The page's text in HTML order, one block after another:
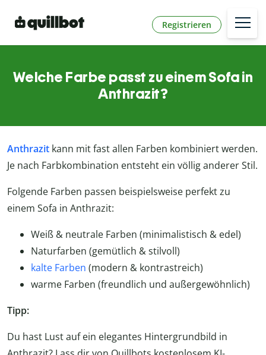
Registrieren
Welche Farbe passt zu einem Sofa in
Anthrazit?
Anthrazit kann mit fast allen Farben kombiniert werden.
Je nach Farbkombination entsteht ein völlig anderer Stil.
Folgende Farben passen beispielsweise perfekt zu
einem Sofa in Anthrazit:
Weiß & neutrale Farben (minimalistisch & edel)
Naturfarben (gemütlich & stilvoll)
kalte Farben (modern & kontrastreich)
warme Farben (freundlich und außergewöhnlich)
Tipp:
Du hast Lust auf ein elegantes Hintergrundbild in